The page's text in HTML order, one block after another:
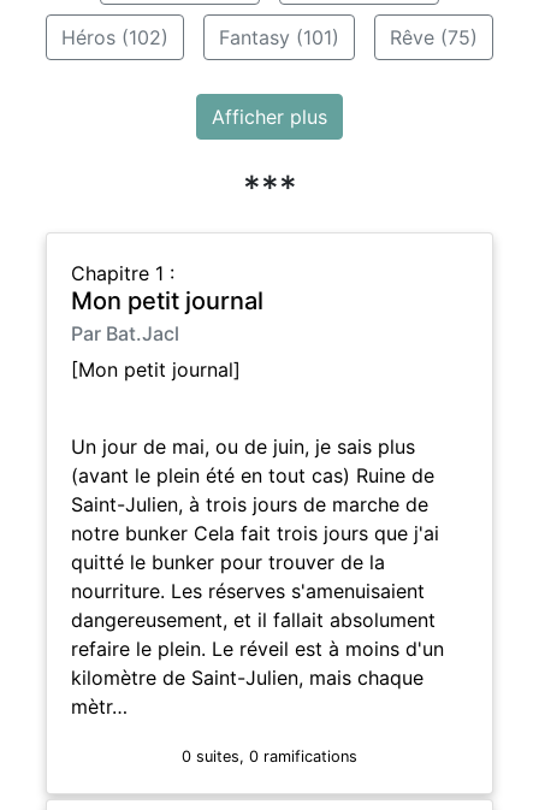
Héros (102) Fantasy (101) Rêve (75)
Afficher plus
***
Chapitre 1 :
Mon petit journal
Par Bat.Jacl
[Mon petit journal]
Un jour de mai, ou de juin, je sais plus
(avant le plein été en tout cas) Ruine de
Saint-Julien, à trois jours de marche de
notre bunker Cela fait trois jours que j'ai
quitté le bunker pour trouver de la
nourriture. Les réserves s'amenuisaient
dangereusement, et il fallait absolument
refaire le plein. Le réveil est à moins d'un
kilomètre de Saint-Julien, mais chaque
mètr…
0 suites, 0 ramifications